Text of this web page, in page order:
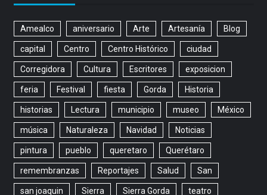
Amealco aniversario Arte Artesanía Blog
capital Centro Centro Histórico ciudad
Corregidora Cultura Escritores exposicion
feria Festival fiesta Gorda Historia
historias Lectura municipio museo México
música Naturaleza Navidad Noticias
pintura pueblo queretaro Querétaro
remembranzas Reportajes Salud San
san joaquin Sierra Sierra Gorda teatro